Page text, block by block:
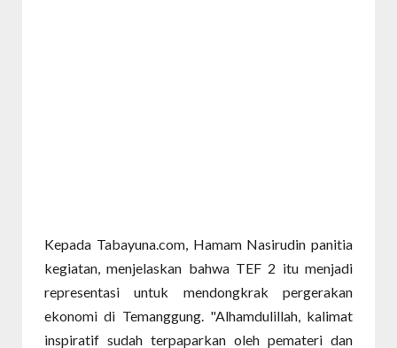
Kepada Tabayuna.com, Hamam Nasirudin panitia
kegiatan, menjelaskan bahwa TEF 2 itu menjadi
representasi untuk mendongkrak pergerakan
ekonomi di Temanggung. "Alhamdulillah, kalimat
inspiratif sudah terpaparkan oleh pemateri dan